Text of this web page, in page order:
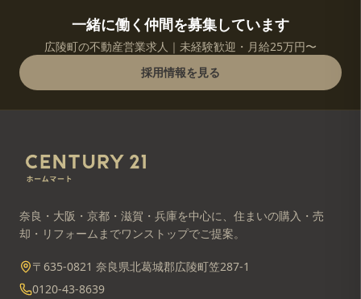
一緒に働く仲間を募集しています
広陵町の不動産営業求人｜未経験歓迎・月給25万円〜
採用情報を見る
奈良・大阪・京都・滋賀・兵庫を中心に、住まいの購入・売
却・リフォームまでワンストップでご提案。
〒635-0821 奈良県北葛城郡広陵町笠287-1
0120-43-8639